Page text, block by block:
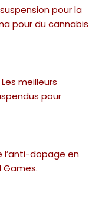
pour la
pour du cannabis
meilleurs
pour
l’anti-dopage en
Games.